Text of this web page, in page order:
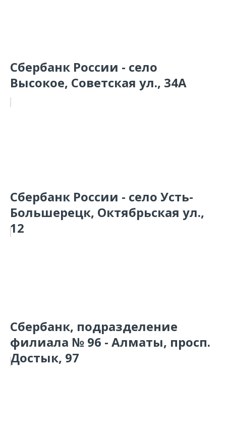
Сбербанк России - село
Высокое, Советская ул., 34А
Сбербанк России - село Усть-
Большерецк, Октябрьская ул.,
12
Сбербанк, подразделение
филиала № 96 - Алматы, просп.
Достык, 97